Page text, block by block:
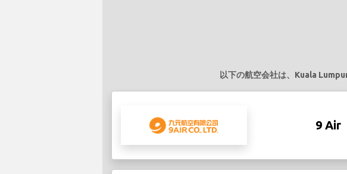
以下の航空会社は、Kuala
9 Air